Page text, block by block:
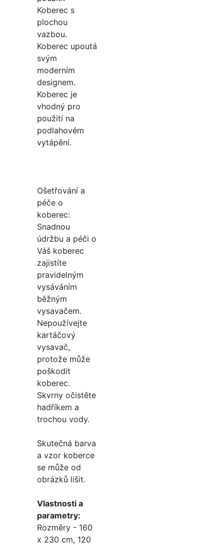
Koberec s
plochou
vazbou.
Koberec upoutá
svým
moderním
designem.
Koberec je
vhodný pro
použití na
podlahovém
vytápění.
Ošetřování a
péče o
koberec:
Snadnou
údržbu a péči o
Váš koberec
zajistíte
pravidelným
vysáváním
běžným
vysavačem.
Nepoužívejte
kartáčový
vysavač,
protože může
poškodit
koberec.
Skvrny očistěte
hadříkem a
trochou vody.
Skutečná barva
a vzor koberce
se může od
obrázků lišit.
Vlastnosti a
parametry:
Rozměry - 160
x 230 cm, 120